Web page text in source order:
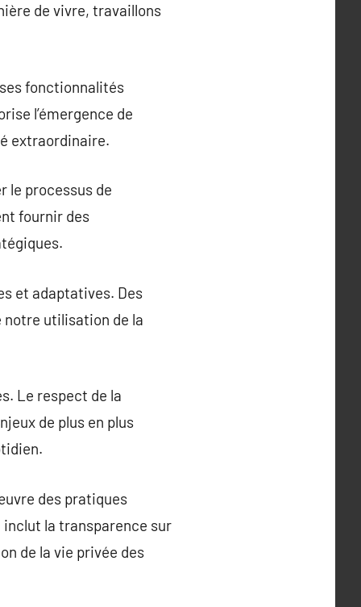
de vivre, travaillons
fonctionnalités
l’émergence de
extraordinaire.
le processus de
fournir des
et adaptatives. Des
notre utilisation de la
Le respect de la
de plus en plus
des pratiques
inclut la transparence sur
de la vie privée des